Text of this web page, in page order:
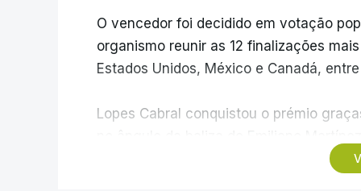
O vencedor foi decidido em votação
organismo reunir as 12 finalizações
Estados Unidos, México e Canadá,
Lopes Cabral conquistou o prémio